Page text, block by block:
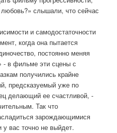
слышали, что сейчас
и самодостаточности
когда она пытается
постоянно меняя
- в фильме эти сцены с
получились крайне
предсказуемый уже по
делающий ее счастливой, -
Так что
зарождающимися
вас точно не выйдет.